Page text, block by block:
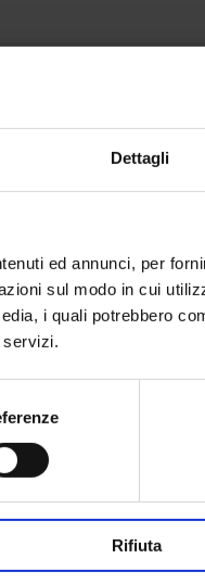
Dettagli
ed annunci, per
sul modo in cui
i quali potrebbero
servizi.
Rifiuta